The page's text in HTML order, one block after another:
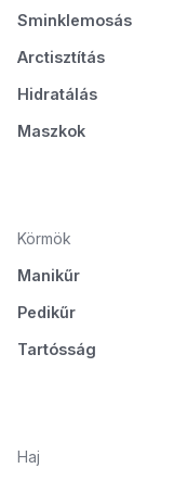
Sminklemosás
Arctisztítás
Hidratálás
Maszkok
Körmök
Manikűr
Pedikűr
Tartósság
Haj